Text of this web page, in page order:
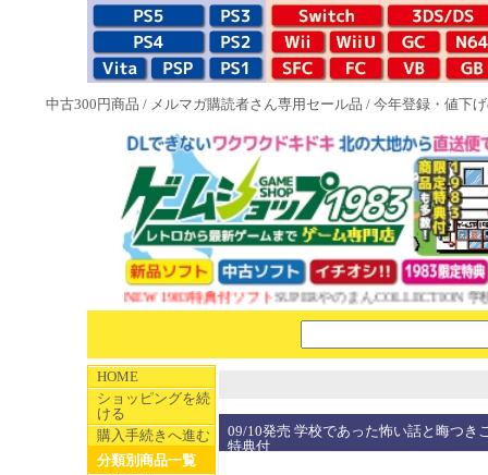
中古300円商品 / メルマガ購読者さん専用セール品 / 今年登録・値下
NEW 1983特典付ソフトSUPERやのまんCOLLECTION 学校で
HOME
ショッピングを続
ける
購入手続きへ進む
分類別商品一覧
09/10発売 学校であった怖い話と晦󠄀つき
特典付